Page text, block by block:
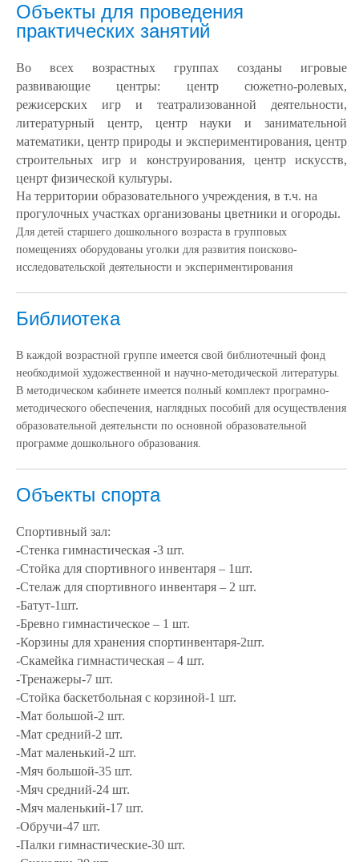
Объекты для проведения
практических занятий
Во всех возрастных группах созданы игровые
развивающие центры: центр сюжетно-ролевых,
режисерских игр и театрализованной деятельности,
литературный центр, центр науки и занимательной
математики, центр природы и экспериментирования, центр
строительных игр и конструирования, центр искусств,
ценрт физической культуры.
На территории образовательного учреждения, в т.ч. на
прогулочных участках организованы цветники и огороды.
Для детей старшего дошкольного возраста в групповых
помещениях оборудованы уголки для развития поисково-
исследовательской деятельности и экспериментирования
Библиотека
В каждой возрастной группе имеется свой библиотечный фонд
необходимой художественной и научно-методической литературы.
В методическом кабинете имеется полный комплект програмно-
методического обеспечения, наглядных пособий для осуществления
образовательной деятельнсти по основной образовательной
программе дошкольного образования.
Объекты спорта
Спортивный зал:
-Стенка гимнастическая -3 шт.
-Стойка для спортивного инвентаря – 1шт.
-Стелаж для спортивного инвентаря – 2 шт.
-Батут-1шт.
-Бревно гимнастическое – 1 шт.
-Корзины для хранения спортинвентаря-2шт.
-Скамейка гимнастическая – 4 шт.
-Тренажеры-7 шт.
-Стойка баскетбольная с корзиной-1 шт.
-Мат большой-2 шт.
-Мат средний-2 шт.
-Мат маленький-2 шт.
-Мяч большой-35 шт.
-Мяч средний-24 шт.
-Мяч маленький-17 шт.
-Обручи-47 шт.
-Палки гимнастические-30 шт.